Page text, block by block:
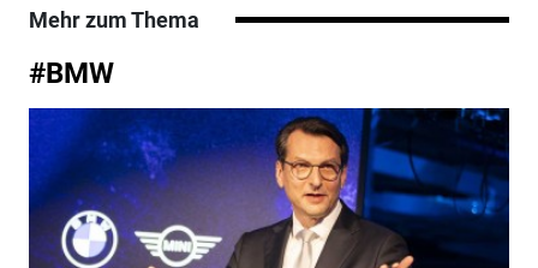
Mehr zum Thema
#BMW